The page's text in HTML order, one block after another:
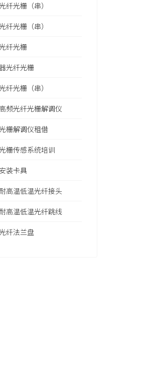
纤光栅（串）
纤光栅（串）
纤光栅
光纤光栅
纤光栅（串）
频光纤光栅解调仪
栅解调仪租借
栅传感系统培训
装卡具
高温低温光纤接头
高温低温光纤跳线
纤法兰盘